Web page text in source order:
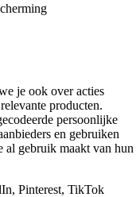
je ook over acties
producten.
persoonlijke
en gebruiken
al gebruik maakt van hun
Pinterest, TikTok